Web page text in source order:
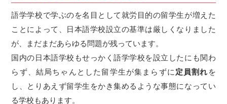
語学学校で学ぶのを名目として就労目的の留学生が増えた
ことによって、日本語学校設立の基準は厳しくなりました
が、まだまだあらゆる問題が残っています。
国内の日本語学校もせっかく語学学校を設立したにも関わ
らず、結局ちゃんとした留学生が集まらずに 定員割れ を
し、とりあえず留学生をかき集めるような事態になってい
る学校もあります。